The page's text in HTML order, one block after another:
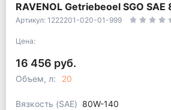
RAVENOL Getriebeoel SGO
Артикул: 1222201-020-01-999
Цена:
16 456 руб.
Объем, л: 20
Вязкость (SAE) 80W-140